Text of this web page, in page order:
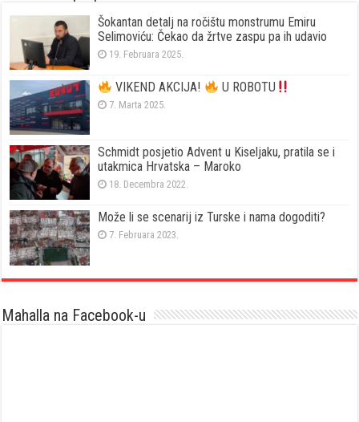
Šokantan detalj na ročištu monstrumu Emiru
Selimoviću: Čekao da žrtve zaspu pa ih udavio
19. Februara 2025.
VIKEND AKCIJA! U ROBOTU
7. Marta 2025.
Schmidt posjetio Advent u Kiseljaku, pratila se i
utakmica Hrvatska – Maroko
18. Decembra 2022.
Može li se scenarij iz Turske i nama dogoditi?
7. Februara 2023.
Mahalla na Facebook-u